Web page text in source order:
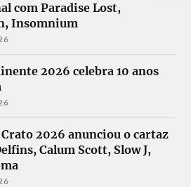
com Paradise Lost,
Insomnium
2026 celebra 10 anos
2026 anunciou o cartaz
Calum Scott, Slow J,